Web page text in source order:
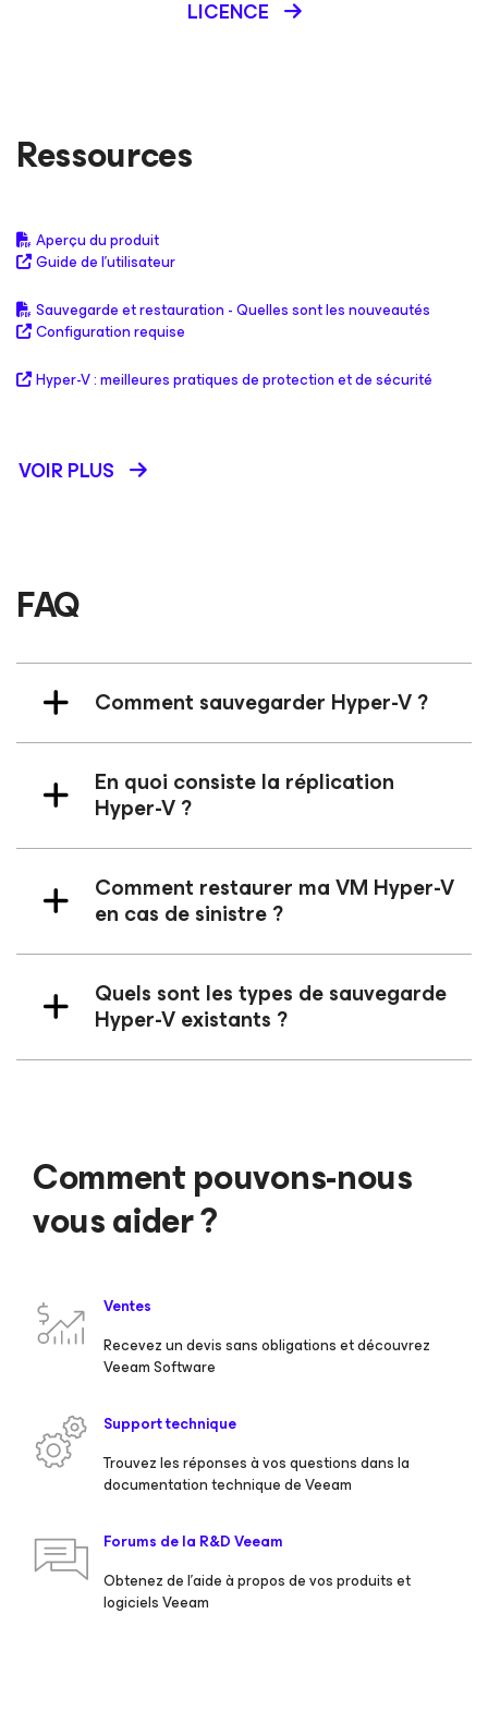
LICENCE
Ressources
Aperçu du produit
Guide de l'utilisateur
Sauvegarde et restauration - Quelles sont les nouveautés
Configuration requise
Hyper-V : meilleures pratiques de protection et de sécurité
VOIR PLUS
FAQ
Comment sauvegarder Hyper-V ?
En quoi consiste la réplication
Hyper-V ?
Comment restaurer ma VM Hyper-V
en cas de sinistre ?
Quels sont les types de sauvegarde
Hyper-V existants ?
Comment pouvons-nous
vous aider ?
Ventes
Recevez un devis sans obligations et découvrez
Veeam Software
Support technique
Trouvez les réponses à vos questions dans la
documentation technique de Veeam
Forums de la R&D Veeam
Obtenez de l’aide à propos de vos produits et
logiciels Veeam